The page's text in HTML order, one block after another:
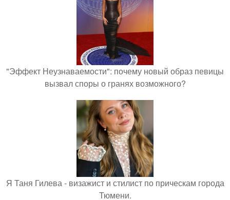
"Эффект Неузнаваемости": почему новый образ певицы
вызвал споры о гранях возможного?
Я Таня Гилева - визажист и стилист по прическам города
Тюмени.